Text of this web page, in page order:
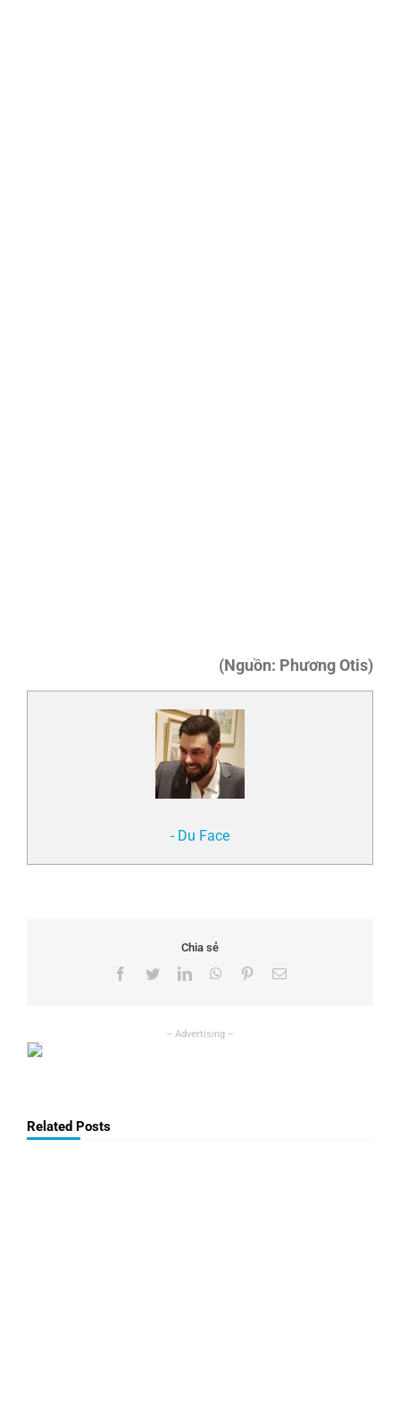
(Nguồn: Phương Otis)
- Du Face
Chia sẻ
Facebook
TwitterLinkedInWhatsApp
PinterestEmail
Related Posts